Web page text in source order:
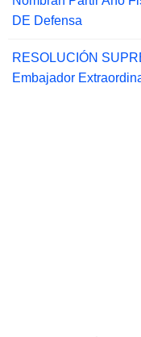
DE Defensa
RESOLUCIÓN
Embajador